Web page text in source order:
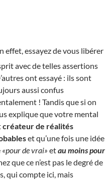
n effet, essayez de vous libérer
avec de telles assertions
ont essayé : ils sont
aussi confus
! Tandis que si on
explique que votre mental
créateur de réalités
et qu’une fois une idée
«pour de vrai» etau moins pour
que ce n’est pas le degré de
qui compte ici, mais